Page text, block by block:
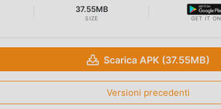
37.55MB
SIZE GET IT ON
Scarica APK (37.55MB)
Versioni precedenti